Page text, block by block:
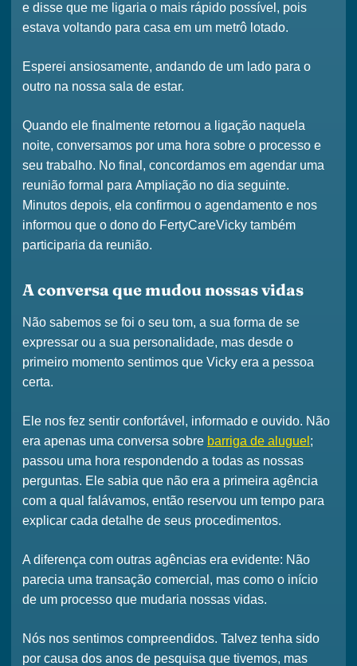
e disse que me ligaria o mais rápido possível, pois
estava voltando para casa em um metrô lotado.
Esperei ansiosamente, andando de um lado para o
outro na nossa sala de estar.
Quando ele finalmente retornou a ligação naquela
noite, conversamos por uma hora sobre o processo e
seu trabalho. No final, concordamos em agendar uma
reunião formal para Ampliação no dia seguinte.
Minutos depois, ela confirmou o agendamento e nos
informou que o dono do FertyCareVicky também
participaria da reunião.
A conversa que mudou nossas vidas
Não sabemos se foi o seu tom, a sua forma de se
expressar ou a sua personalidade, mas desde o
primeiro momento sentimos que Vicky era a pessoa
certa.
Ele nos fez sentir confortável, informado e ouvido. Não
era apenas uma conversa sobre barriga de aluguel ;
passou uma hora respondendo a todas as nossas
perguntas. Ele sabia que não era a primeira agência
com a qual falávamos, então reservou um tempo para
explicar cada detalhe de seus procedimentos.
A diferença com outras agências era evidente: Não
parecia uma transação comercial , mas como o início
de um processo que mudaria nossas vidas.
Nós nos sentimos compreendidos. Talvez tenha sido
por causa dos anos de pesquisa que tivemos, mas